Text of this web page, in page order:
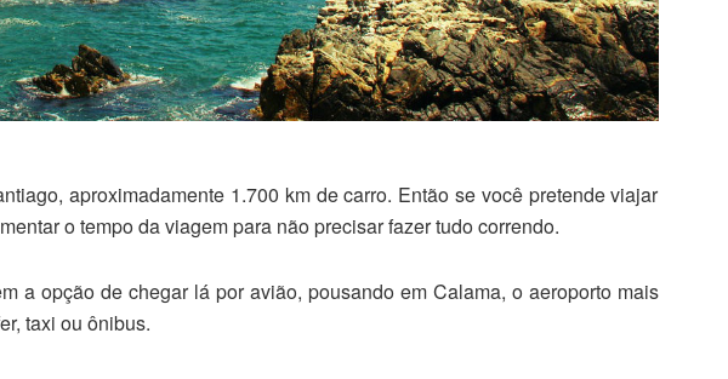
aproximadamente 1.700 km de carro. Então se você pretende viajar
o tempo da viagem para não precisar fazer tudo correndo.
a opção de chegar lá por avião, pousando em Calama, o aeroporto mais
taxi ou ônibus.